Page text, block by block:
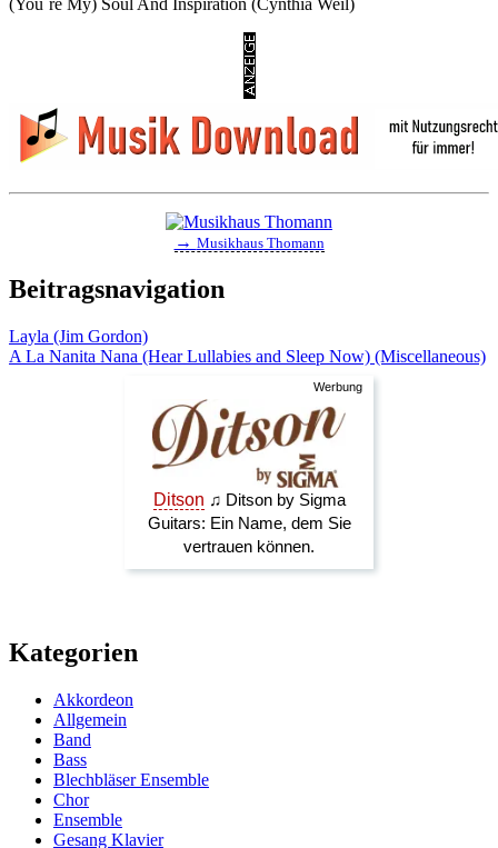
→ Musikhaus Thomann
Beitragsnavigation
Layla (Jim Gordon)
A La Nanita Nana (Hear Lullabies and Sleep Now) (Miscellaneous)
Kategorien
Akkordeon
Allgemein
Band
Bass
Blechbläser Ensemble
Chor
Ensemble
Gesang Klavier